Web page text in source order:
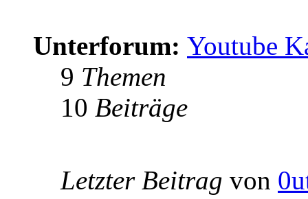
Unterforum: Youtube
9 Themen
10 Beiträge
Letzter Beitrag von